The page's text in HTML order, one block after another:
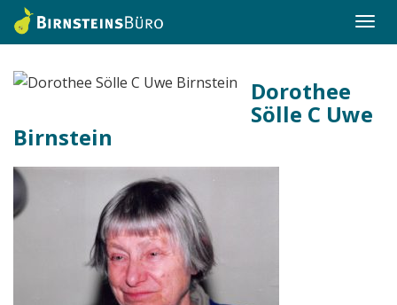
Dorothee
Sölle C Uwe
Birnstein